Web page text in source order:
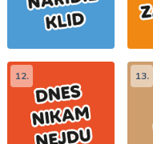
12. 13.